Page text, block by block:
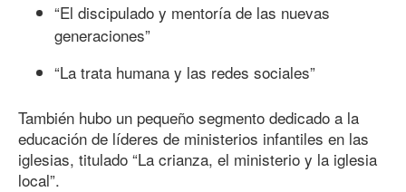
“El discipulado y mentoría de las nuevas
generaciones”
“La trata humana y las redes sociales”
También hubo un pequeño segmento dedicado a la
educación de líderes de ministerios infantiles en las
iglesias, titulado “La crianza, el ministerio y la iglesia
local”.